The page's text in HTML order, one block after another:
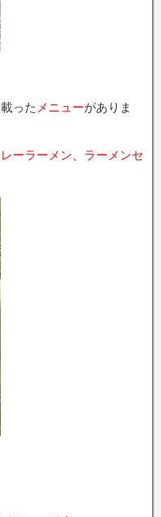
った メニューがありま
ーラーメン
ラーメンセ